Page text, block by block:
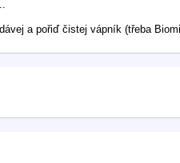
a pořiď čistej vápník (třeba